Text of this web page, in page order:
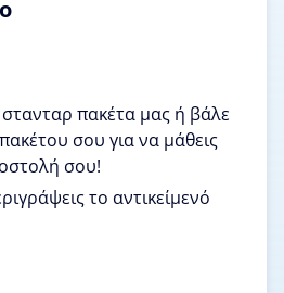
πακέτα μας ή βάλε
σου για να μάθεις
σου!
το αντικείμενό